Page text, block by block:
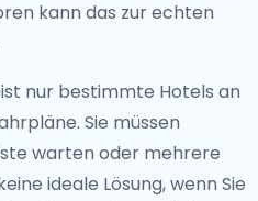
kann das zur echten
nur bestimmte Hotels an
Sie müssen
warten oder mehrere
ideale Lösung, wenn Sie